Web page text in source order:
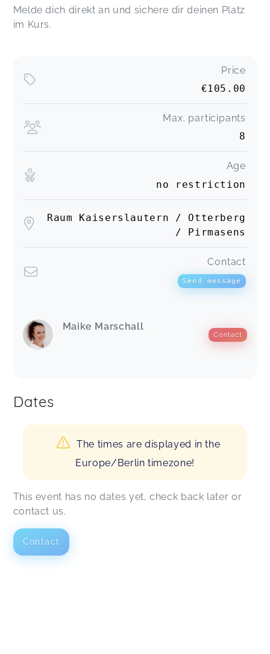
Melde dich direkt an und sichere dir deinen Platz
im Kurs.
Price
€105.00
Max. participants
8
Age
no restriction
Raum Kaiserslautern / Otterberg
/ Pirmasens
Contact
Send message
Maike Marschall
Contact
Dates
The times are displayed in the
Europe/Berlin timezone!
This event has no dates yet, check back later or
contact us.
Contact